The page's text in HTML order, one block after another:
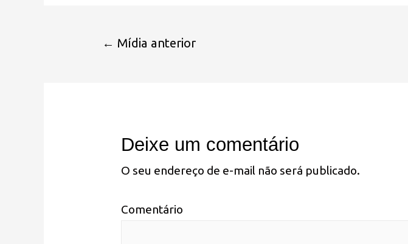
← Mídia anterior
Deixe um comentário
O seu endereço de e-mail não será publicado.
Comentário